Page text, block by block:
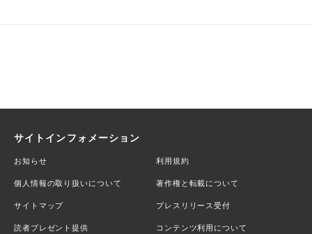
サイトインフォメーション
お知らせ 利用規約
個人情報の取り扱いについて 著作権と転載について
サイトマップ プレスリリース受付
読者プレゼント提供 コンテンツ利用について